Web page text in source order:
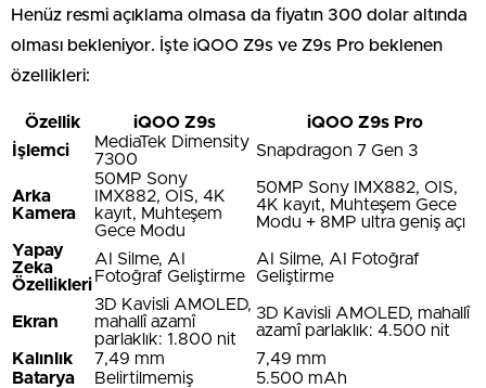
Henüz resmi açıklama olmasa da fiyatın 300 dolar altında
olması bekleniyor. İşte iQOO Z9s ve Z9s Pro beklenen
özellikleri:
Özellik iQOO Z9s
iQOO Z9s Pro
İşlemci
MediaTek Dimensity
7300
Snapdragon 7 Gen 3
Arka
Kamera
50MP Sony
IMX882, OIS, 4K
kayıt, Muhteşem
Gece Modu
50MP Sony IMX882, OIS,
4K kayıt, Muhteşem Gece
Modu + 8MP ultra geniş açı
Yapay
Zeka
Özellikleri
AI Silme, AI
Fotoğraf Geliştirme
AI Silme, AI Fotoğraf
Geliştirme
Ekran
3D Kavisli AMOLED,
mahallî azamî
parlaklık: 1.800 nit
3D Kavisli AMOLED, mahallî
azamî parlaklık: 4.500 nit
Kalınlık
7,49 mm
7,49 mm
Batarya
Belirtilmemiş 5.500 mAh